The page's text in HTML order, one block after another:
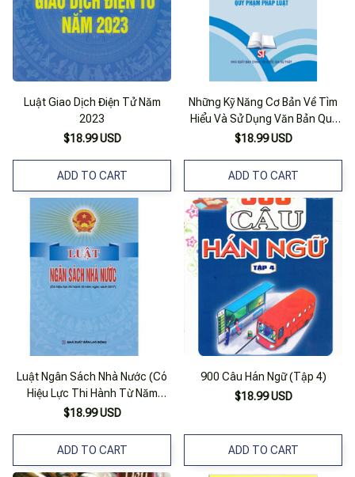
Luật Giao Dịch Điện Tử Năm
2023
$18.99 USD
ADD TO CART
Những Kỹ Năng Cơ Bản Về Tìm
Hiểu Và Sử Dụng Văn Bản Quy
Phạm Pháp Luật (Bản In 2023)
$18.99 USD
ADD TO CART
Luật Ngân Sách Nhà Nước (Có
Hiệu Lực Thi Hành Từ Năm
Ngân Sách 2017)
$18.99 USD
ADD TO CART
900 Câu Hán Ngữ (Tập 4)
$18.99 USD
ADD TO CART